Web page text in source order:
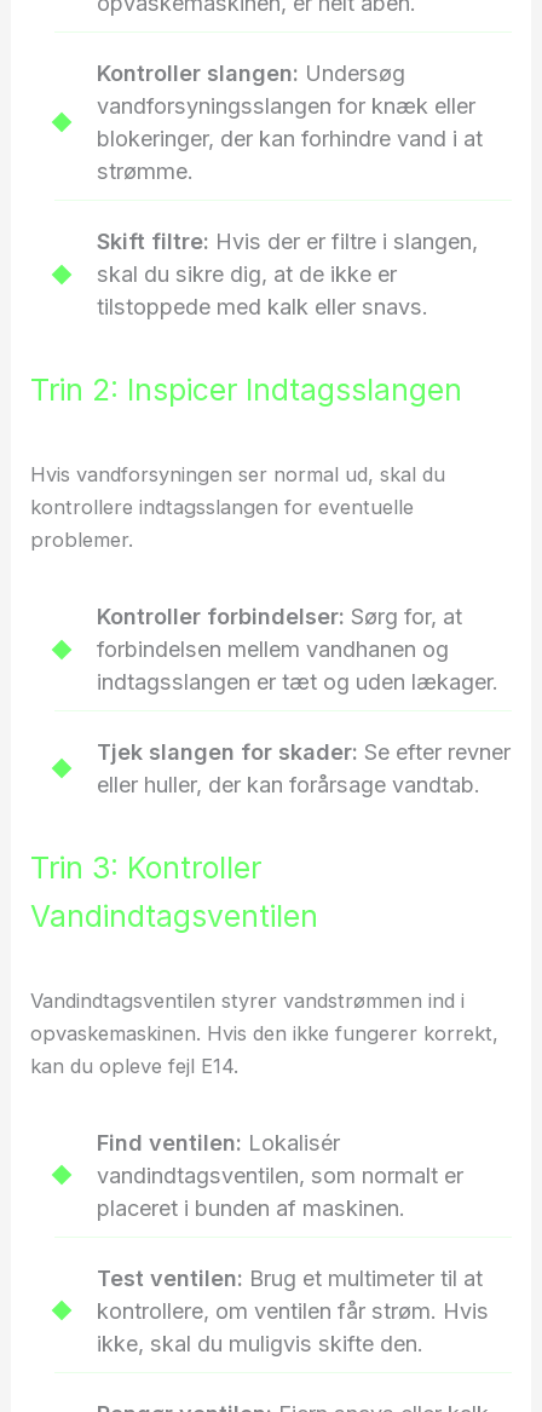
Kontroller slangen: Undersøg
vandforsyningsslangen for knæk eller
blokeringer, der kan forhindre vand i at
strømme.
Skift filtre: Hvis der er filtre i slangen,
skal du sikre dig, at de ikke er
tilstoppede med kalk eller snavs.
Trin 2: Inspicer Indtagsslangen
Hvis vandforsyningen ser normal ud, skal du
kontrollere indtagsslangen for eventuelle
problemer.
Kontroller forbindelser: Sørg for, at
forbindelsen mellem vandhanen og
indtagsslangen er tæt og uden lækager.
Tjek slangen for skader: Se efter revner
eller huller, der kan forårsage vandtab.
Trin 3: Kontroller
Vandindtagsventilen
Vandindtagsventilen styrer vandstrømmen ind i
opvaskemaskinen. Hvis den ikke fungerer korrekt,
kan du opleve fejl E14.
Find ventilen: Lokalisér
vandindtagsventilen, som normalt er
placeret i bunden af maskinen.
Test ventilen: Brug et multimeter til at
kontrollere, om ventilen får strøm. Hvis
ikke, skal du muligvis skifte den.